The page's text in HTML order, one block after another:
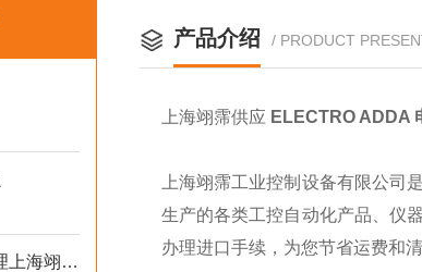
意大利ADLER球阀华东总代理上海翊霈工业控制设备有限公司
产品介绍 / PRODUCT
上海翊霈供应 ELECTRO ADDA
上海翊霈工业控制设备有限公司
生产的各类工控自动化产品、仪
办理进口手续，为您节省运费和